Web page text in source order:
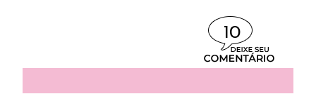
10